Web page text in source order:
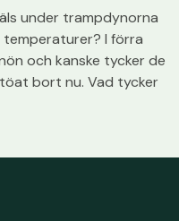
under trampdynorna
I förra
och kanske tycker de
bort nu. Vad tycker